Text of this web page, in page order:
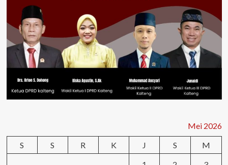
Mei 2026
S
S R K J S
M